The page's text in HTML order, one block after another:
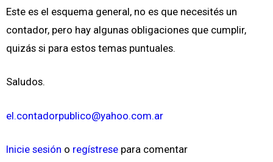
Este es el esquema general, no es que necesités un
contador, pero hay algunas obligaciones que cumplir,
quizás si para estos temas puntuales.
Saludos.
el.contadorpublico@yahoo.com.ar
Inicie sesión o regístrese para comentar